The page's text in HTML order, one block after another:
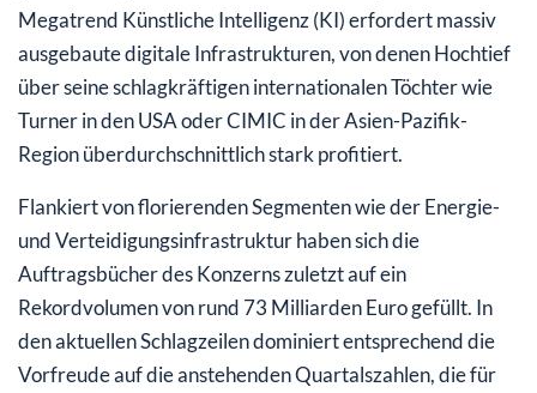
Megatrend Künstliche Intelligenz (KI) erfordert massiv
ausgebaute digitale Infrastrukturen, von denen Hochtief
über seine schlagkräftigen internationalen Töchter wie
Turner in den USA oder CIMIC in der Asien-Pazifik-
Region überdurchschnittlich stark profitiert.
Flankiert von florierenden Segmenten wie der Energie-
und Verteidigungsinfrastruktur haben sich die
Auftragsbücher des Konzerns zuletzt auf ein
Rekordvolumen von rund 73 Milliarden Euro gefüllt. In
den aktuellen Schlagzeilen dominiert entsprechend die
Vorfreude auf die anstehenden Quartalszahlen, die für